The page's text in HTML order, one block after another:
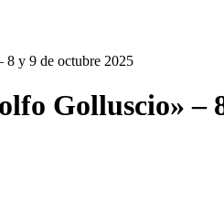
8 y 9 de octubre 2025
Golluscio» –